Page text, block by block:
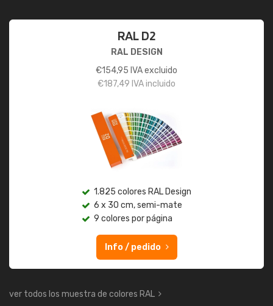
RAL D2
RAL DESIGN
€154,95 IVA excluido
€187,49 IVA incluido
1.825 colores RAL Design
6 x 30 cm, semi-mate
9 colores por página
Info / pedido
ver todos los muestra de colores RAL